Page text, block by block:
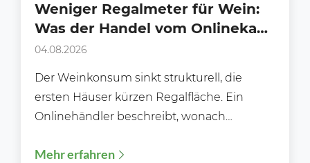
Weniger Regalmeter für Wein:
Was der Handel vom Onlinekauf
lernen kann
04.08.2026
Der Weinkonsum sinkt strukturell, die
ersten Häuser kürzen Regalfläche. Ein
Onlinehändler beschreibt, wonach
suchen und was das...
Mehr erfahren